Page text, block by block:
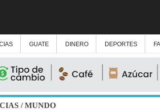
GUATE DINERO DEPORTES
/MUNDO